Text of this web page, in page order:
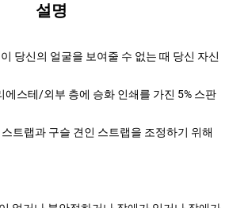
설명
당신의 얼굴을 보여줄 수 없는 때 당신 자신
에스테/외부 층에 승화 인쇄를 가진 5% 스판
트랩과 구슬 견인 스트랩을 조정하기 위해